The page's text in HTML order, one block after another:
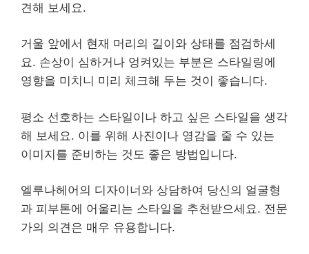
견해 보세요.
거울 앞에서 현재 머리의 길이와 상태를 점검하세
요. 손상이 심하거나 엉켜있는 부분은 스타일링에
영향을 미치니 미리 체크해 두는 것이 좋습니다.
평소 선호하는 스타일이나 하고 싶은 스타일을 생각
해 보세요. 이를 위해 사진이나 영감을 줄 수 있는
이미지를 준비하는 것도 좋은 방법입니다.
엘루나헤어의 디자이너와 상담하여 당신의 얼굴형
과 피부톤에 어울리는 스타일을 추천받으세요. 전문
가의 의견은 매우 유용합니다.